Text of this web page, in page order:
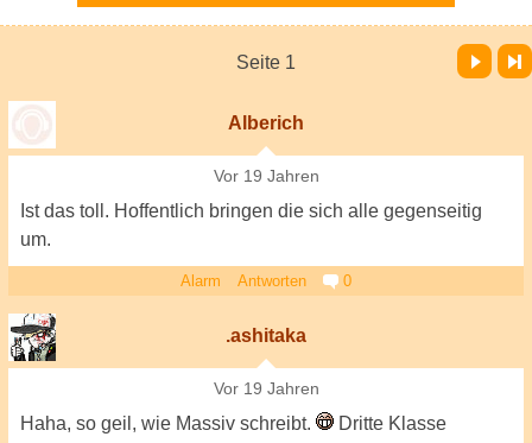
Seite 1
Vor Letzte Seite
Alberich
Vor 19 Jahren
Ist das toll. Hoffentlich bringen die sich alle gegenseitig
um.
Alarm Antworten 0
.ashitaka
Vor 19 Jahren
Haha, so geil, wie Massiv schreibt.
Dritte Klasse